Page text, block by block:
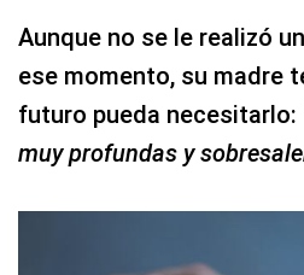
Aunque no se le realizó
ese momento, su madre
futuro pueda necesitarlo:
muy profundas y